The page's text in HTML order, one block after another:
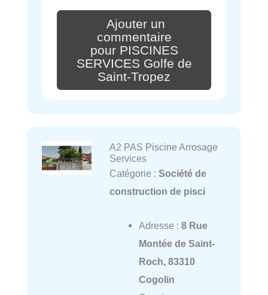
Ajouter un
commentaire
pour PISCINES
SERVICES Golfe de
Saint-Tropez
A2 PAS Piscine Arrosage
Services
Catégorie : Société de
construction de pisci
Adresse : 8 Rue
Montée de Saint-
Roch, 83310
Cogolin